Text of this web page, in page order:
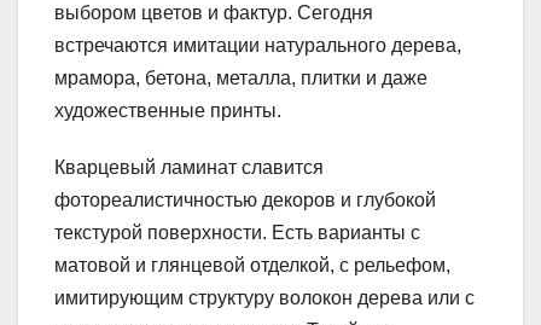
выбором цветов и фактур. Сегодня
встречаются имитации натурального дерева,
мрамора, бетона, металла, плитки и даже
художественные принты.
Кварцевый ламинат славится
фотореалистичностью декоров и глубокой
текстурой поверхности. Есть варианты с
матовой и глянцевой отделкой, с рельефом,
имитирующим структуру волокон дерева или с